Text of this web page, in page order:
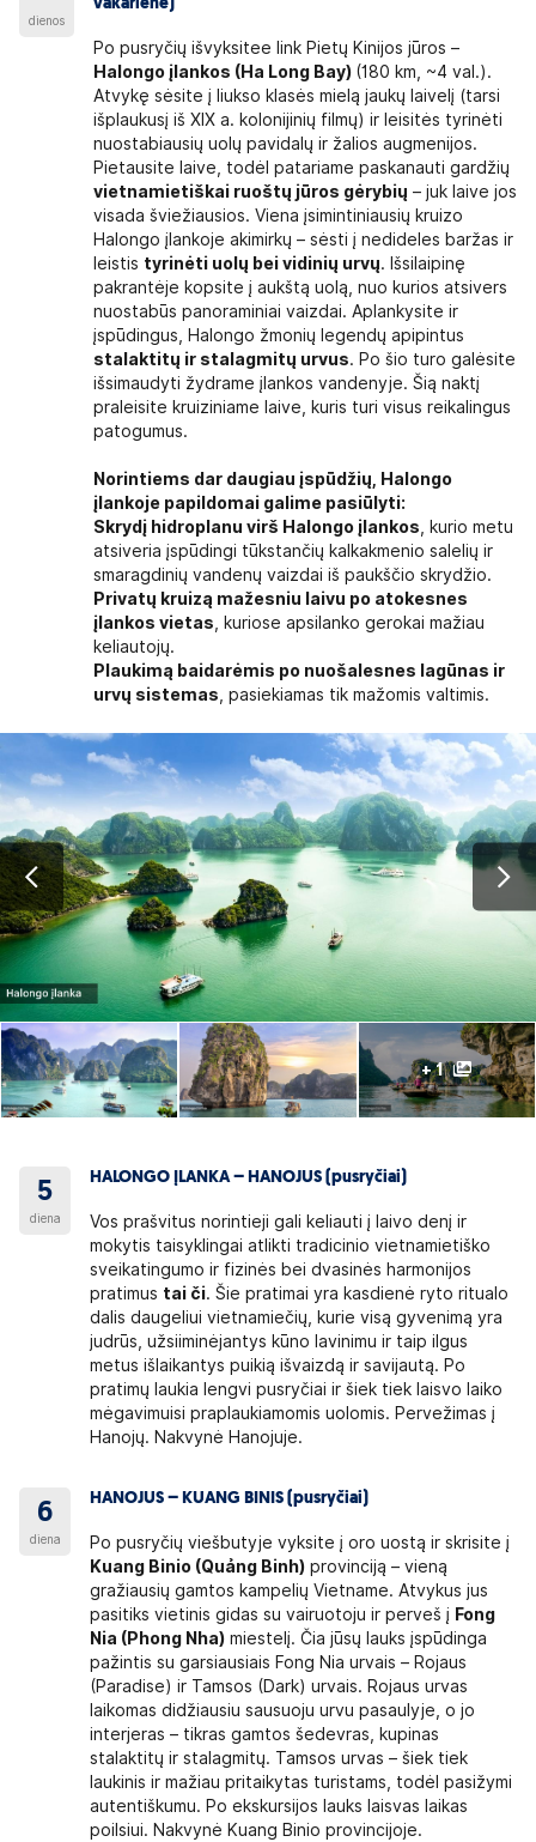
dienos
vakarienė)
Po pusryčių išvyksitee link Pietų Kinijos jūros –
Halongo įlankos (Ha Long Bay) (180 km, ~4 val.).
Atvykę sėsite į liukso klasės mielą jaukų laivelį (tarsi
išplaukusį iš XIX a. kolonijinių filmų) ir leisitės tyrinėti
nuostabiausių uolų pavidalų ir žalios augmenijos.
Pietausite laive, todėl patariame paskanauti gardžių
vietnamietiškai ruoštų jūros gėrybių – juk laive jos
visada šviežiausios. Viena įsimintiniausių kruizo
Halongo įlankoje akimirkų – sėsti į nedideles baržas ir
leistis tyrinėti uolų bei vidinių urvų. Išsilaipinę
pakrantėje kopsite į aukštą uolą, nuo kurios atsivers
nuostabūs panoraminiai vaizdai. Aplankysite ir
įspūdingus, Halongo žmonių legendų apipintus
stalaktitų ir stalagmitų urvus. Po šio turo galėsite
išsimaudyti žydrame įlankos vandenyje. Šią naktį
praleisite kruiziniame laive, kuris turi visus reikalingus
patogumus.
Norintiems dar daugiau įspūdžių, Halongo
įlankoje papildomai galime pasiūlyti:
Skrydį hidroplanu virš Halongo įlankos , kurio metu
atsiveria įspūdingi tūkstančių kalkakmenio salelių ir
smaragdinių vandenų vaizdai iš paukščio skrydžio.
Privatų kruizą mažesniu laivu po atokesnes
įlankos vietas , kuriose apsilanko gerokai mažiau
keliautojų.
Plaukimą baidarėmis po nuošalesnes lagūnas ir
urvų sistemas , pasiekiamas tik mažomis valtimis.
+ 1
5
diena
HALONGO ĮLANKA – HANOJUS (pusryčiai)
Vos prašvitus norintieji gali keliauti į laivo denį ir
mokytis taisyklingai atlikti tradicinio vietnamietiško
sveikatingumo ir fizinės bei dvasinės harmonijos
pratimus tai či. Šie pratimai yra kasdienė ryto ritualo
dalis daugeliui vietnamiečių, kurie visą gyvenimą yra
judrūs, užsiiminėjantys kūno lavinimu ir taip ilgus
metus išlaikantys puikią išvaizdą ir savijautą. Po
pratimų laukia lengvi pusryčiai ir šiek tiek laisvo laiko
mėgavimuisi praplaukiamomis uolomis. Pervežimas į
Hanojų. Nakvynė Hanojuje.
6
diena
HANOJUS – KUANG BINIS (pusryčiai)
Po pusryčių viešbutyje vyksite į oro uostą ir skrisite į
Kuang Binio (Quảng Binh) provinciją – vieną
gražiausių gamtos kampelių Vietname. Atvykus jus
pasitiks vietinis gidas su vairuotoju ir perveš į Fong
Nia (Phong Nha) miestelį. Čia jūsų lauks įspūdinga
pažintis su garsiausiais Fong Nia urvais – Rojaus
(Paradise) ir Tamsos (Dark) urvais. Rojaus urvas
laikomas didžiausiu sausuoju urvu pasaulyje, o jo
interjeras – tikras gamtos šedevras, kupinas
stalaktitų ir stalagmitų. Tamsos urvas – šiek tiek
laukinis ir mažiau pritaikytas turistams, todėl pasižymi
autentiškumu. Po ekskursijos lauks laisvas laikas
poilsiui. Nakvynė Kuang Binio provincijoje.